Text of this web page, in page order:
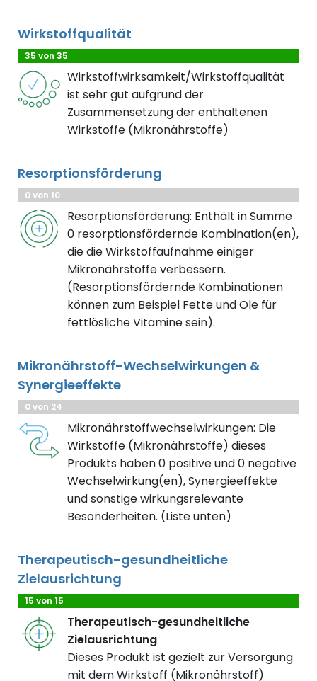
Wirkstoffqualität
35 von 35
Wirkstoffwirksamkeit/Wirkstoffqualität
ist sehr gut aufgrund der
Zusammensetzung der enthaltenen
Wirkstoffe (Mikronährstoffe)
Resorptionsförderung
0 von 10
Resorptionsförderung: Enthält in Summe
0 resorptionsfördernde Kombination(en),
die die Wirkstoffaufnahme einiger
Mikronährstoffe verbessern.
(Resorptionsfördernde Kombinationen
können zum Beispiel Fette und Öle für
fettlösliche Vitamine sein).
Mikronährstoff-Wechselwirkungen &
Synergieeffekte
0 von 24
Mikronährstoffwechselwirkungen: Die
Wirkstoffe (Mikronährstoffe) dieses
Produkts haben 0 positive und 0 negative
Wechselwirkung(en), Synergieeffekte
und sonstige wirkungsrelevante
Besonderheiten. (Liste unten)
Therapeutisch-gesundheitliche
Zielausrichtung
15 von 15
Therapeutisch-gesundheitliche
Zielausrichtung
Dieses Produkt ist gezielt zur Versorgung
mit dem Wirkstoff (Mikronährstoff)